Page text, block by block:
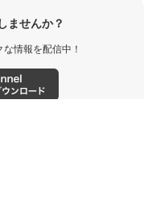
ませんか？
情報を配信中！